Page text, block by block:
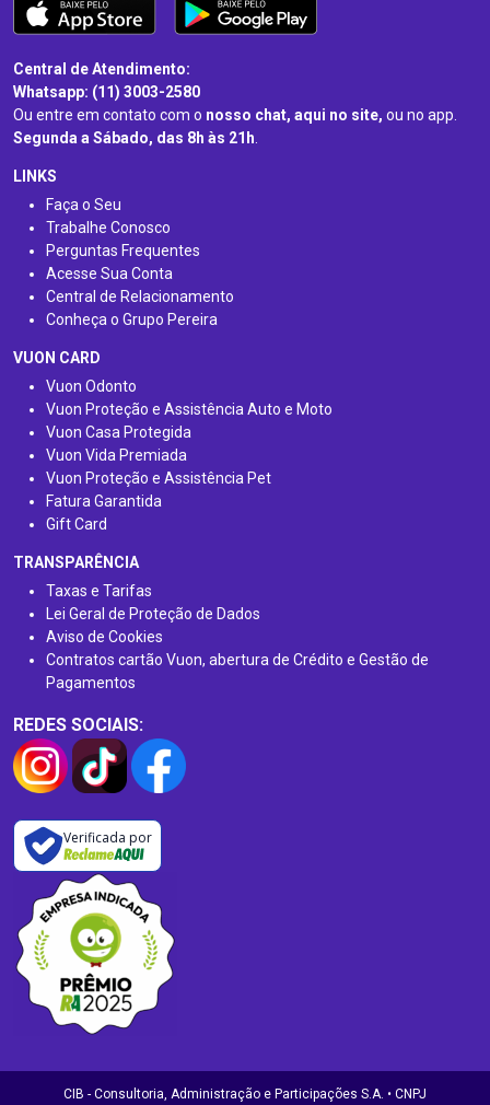
Central de Atendimento:
Whatsapp: (11) 3003-2580
Ou entre em contato com o nosso chat, aqui no site, ou no app.
Segunda a Sábado, das 8h às 21h.
LINKS
Faça o Seu
Trabalhe Conosco
Perguntas Frequentes
Acesse Sua Conta
Central de Relacionamento
Conheça o Grupo Pereira
VUON CARD
Vuon Odonto
Vuon Proteção e Assistência Auto e Moto
Vuon Casa Protegida
Vuon Vida Premiada
Vuon Proteção e Assistência Pet
Fatura Garantida
Gift Card
TRANSPARÊNCIA
Taxas e Tarifas
Lei Geral de Proteção de Dados
Aviso de Cookies
Contratos cartão Vuon, abertura de Crédito e Gestão de
Pagamentos
REDES SOCIAIS:
Verificada por
CIB - Consultoria, Administração e Participações S.A. • CNPJ